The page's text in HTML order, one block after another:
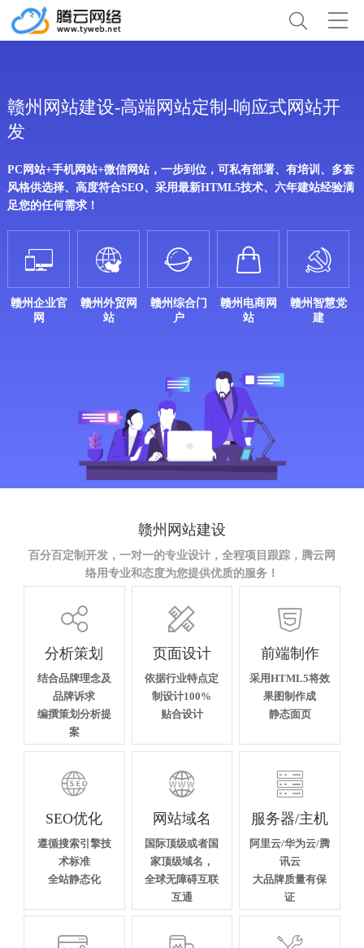
赣州网站建设-高端网站定制-响应式网站开
发
PC网站+手机网站+微信网站，一步到位，可私有部署、有培训、多套
风格供选择、高度符合SEO、采用最新HTML5技术、六年建站经验满
足您的任何需求！

赣州企业官
网

赣州外贸网
站

赣州综合门
户

赣州电商网
站

赣州智慧党
建
赣州网站建设
百分百定制开发，一对一的专业设计，全程项目跟踪，腾云网
络用专业和态度为您提供优质的服务！

分析策划
结合品牌理念及
品牌诉求
编撰策划分析提
案

页面设计
依据行业特点定
制设计100%
贴合设计

前端制作
采用HTML5将效
果图制作成
静态面页

SEO优化
遵循搜索引擎技
术标准
全站静态化

网站域名
国际顶级或者国
家顶级域名，
全球无障碍互联
互通

服务器/主机
阿里云/华为云/腾
讯云
大品牌质量有保
证